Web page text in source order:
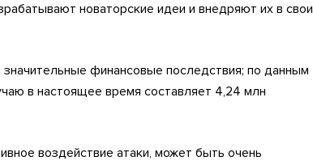
новаторские идеи и внедряют их в свои
финансовые последствия; по данным
в настоящее время составляет 4,24 млн
воздействие атаки, может быть очень